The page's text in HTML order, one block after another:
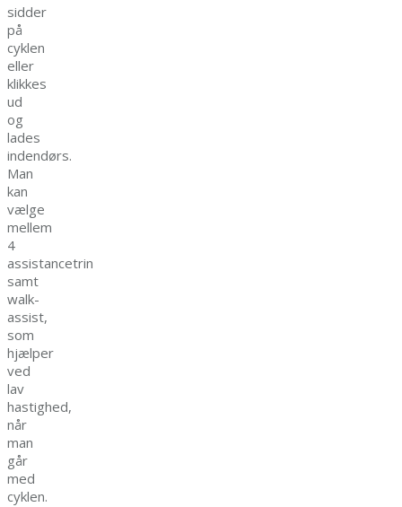
sidder
på
cyklen
eller
klikkes
ud
og
lades
indendørs.
Man
kan
vælge
mellem
4
assistancetrin
samt
walk-
assist,
som
hjælper
ved
lav
hastighed,
når
man
går
med
cyklen.